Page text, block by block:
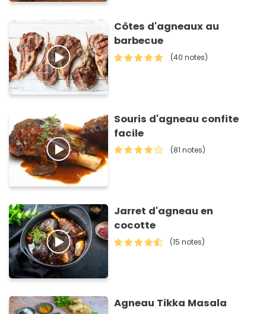
Côtes d'agneaux au
barbecue
(40 notes)
Souris d'agneau confite
facile
(81 notes)
Jarret d'agneau en
cocotte
(15 notes)
Agneau Tikka Masala